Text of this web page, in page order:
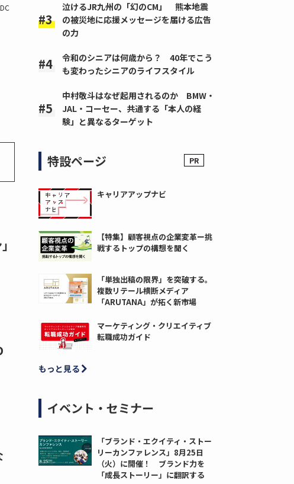
泣けるJR九州の「幻のCM」 熊本地震
の被災地に応援メッセージを届ける広告
の力
令和のシニアは何歳から？ 40年でこう
も変わったシニアのライフスタイル
中村敬斗はなぜ起用されるのか BMW・
JAL・コーセー、共通する「本人の経
験」と異なるターゲット
特設ページ
キャリアアップナビ
【特集】顧客視点の企業変革ー挑
戦するトップの構想を聞く
「単独出稿の限界」を突破する。
複数リテール横断メディア
「ARUTANA」が拓く新市場
マーケティング・クリエイティブ
転職成功ガイド
もっと見る
イベント・セミナー
「ブランド・エクイティ・ストー
リーカンファレンス」8月25日
（火）に開催！ ブランド力を
「成長ストーリー」に翻訳する